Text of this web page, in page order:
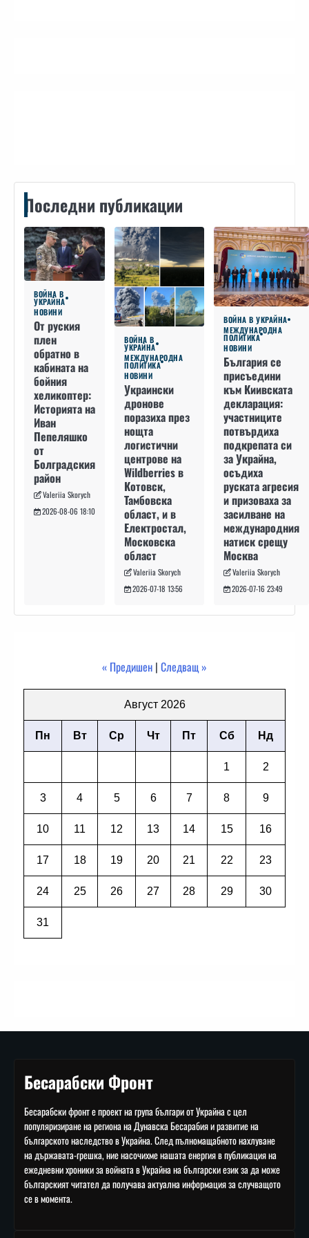
Последни публикации
ВОЙНА В
УКРАЙНА
НОВИНИ
От руския
плен
обратно в
кабината на
бойния
хеликоптер:
Историята на
Иван
Пепеляшко
от
Болградския
район
Valeriia Skorych
2026-08-06 18:10
ВОЙНА В
УКРАЙНА
МЕЖДУНАРОДНА
ПОЛИТИКА
НОВИНИ
Украински
дронове
поразиха през
нощта
логистични
центрове на
Wildberries в
Котовск,
Тамбовска
област, и в
Електростал,
Московска
област
Valeriia Skorych
2026-07-18 13:56
ВОЙНА В УКРАЙНА
МЕЖДУНАРОДНА
ПОЛИТИКА
НОВИНИ
България се
присъедини
към Киивската
декларация:
участниците
потвърдиха
подкрепата си
за Украйна,
осъдиха
руската агресия
и призоваха за
засилване на
международния
натиск срещу
Москва
Valeriia Skorych
2026-07-16 23:49
« Предишен | Следващ »
Август 2026
Пн Вт Ср Чт Пт Сб Нд
1 2
3 4 5 6 7 8 9
10 11 12 13 14 15 16
17 18 19 20 21 22 23
24 25 26 27 28 29 30
31
Бесарабски Фронт
Бесарабски фронт е проект на група българи от Украйна с цел
популяризиране на региона на Дунавска Бесарабия и развитие на
българското наследство в Украйна. След пълномащабното нахлуване
на държавата-грешка, ние насочихме нашата енергия в публикация на
ежедневни хроники за войната в Украйна на български език за да може
българският читател да получава актуална информация за случващото
се в момента.